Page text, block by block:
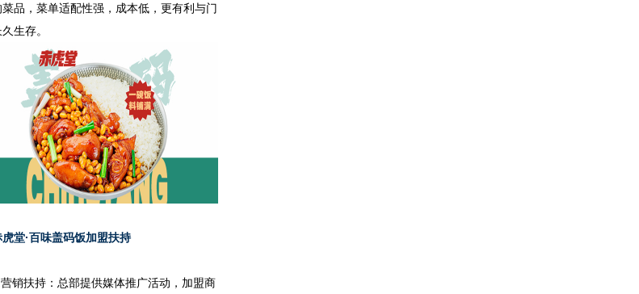
菜品，菜单适配性强，成本低，更有利与门
生存。
虎堂·百味盖码饭加盟扶持
扶持：总部提供媒体推广活动，加盟商